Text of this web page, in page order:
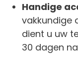
Handige
vakkundige
dient u uw
30 dagen